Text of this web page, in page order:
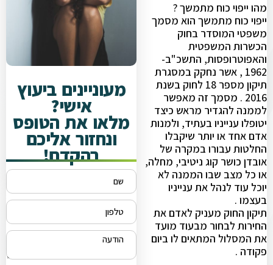
מהו ייפוי כוח מתמשך ?
ייפוי כוח מתמשך הוא מסמך
משפטי המוסדר בחוק
הכשרות המשפטית
והאפוטרופסות, התשכ"ב-
1962 , אשר נחקק במסגרת
תיקון מספר 18 לחוק בשנת
2016 . מסמך זה מאפשר
לממנה להגדיר מראש כיצד
יטופלו ענייניו בעתיד, ולמנות
אדם אחד או יותר שיקבלו
החלטות עבורו במקרה של
אובדן כושר קוג ניטיבי, מחלה,
או כל מצב שבו הממנה לא
יוכל עוד לנהל את ענייניו
בעצמו .
תיקון החוק מעניק לאדם את
החירות לבחור מבעוד מועד
את המסלול המתאים לו ביום
פקודה .
מעוניינים ביעוץ
אישי?
מלאו את הטופס
ונחזור אליכם
בהקדם!